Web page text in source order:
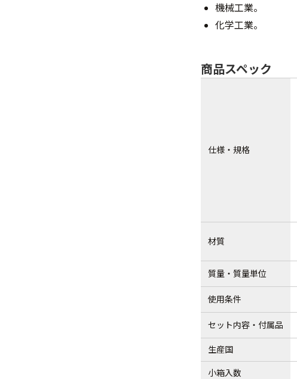
機械工業。
化学工業。
商品スペック
仕様・規格
材質
質量・質量単位
使用条件
セット内容・付属品
生産国
小箱入数